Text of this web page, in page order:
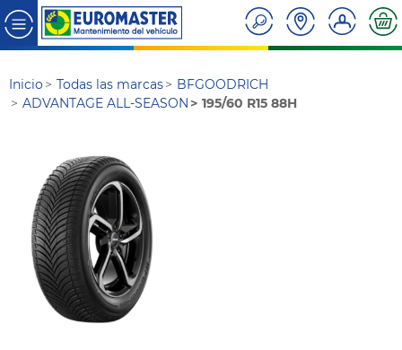
Inicio Todas las marcas
BFGOODRICH
ADVANTAGE ALL-SEASON
195/60 R15 88H